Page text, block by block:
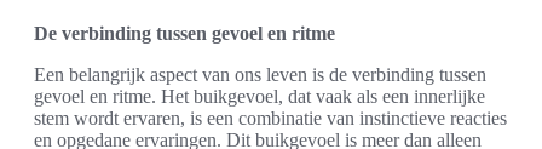
De verbinding tussen gevoel en ritme
Een belangrijk aspect van ons leven is de verbinding tussen
gevoel en ritme. Het buikgevoel, dat vaak als een innerlijke
stem wordt ervaren, is een combinatie van instinctieve reacties
en opgedane ervaringen. Dit buikgevoel is meer dan alleen